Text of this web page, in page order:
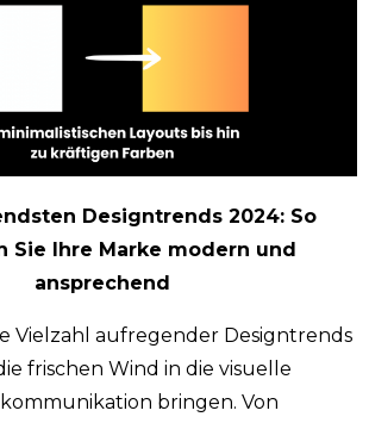
Designtrends 2024: So
Sie Ihre Marke modern und
ansprechend
Vielzahl aufregender Designtrends
frischen Wind in die visuelle
bringen. Von